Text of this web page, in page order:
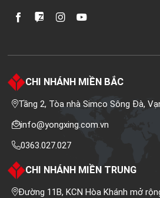
CHI NHÁNH MIỀN BẮC
Tầng 2, Tòa nhà Simco Sông Đà,
info@yongxing.com.vn
0363.027.027
CHI NHÁNH MIỀN TRUNG
Đường 11B, KCN Hòa Khánh mở